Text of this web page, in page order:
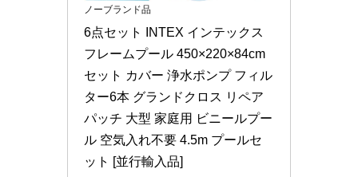
ノーブランド品
6点セット INTEX インテックス
フレームプール 450×220×84cm
セット カバー 浄水ポンプ フィル
ター6本 グランドクロス リペア
パッチ 大型 家庭用 ビニールプー
ル 空気入れ不要 4.5m プールセ
ット [並行輸入品]